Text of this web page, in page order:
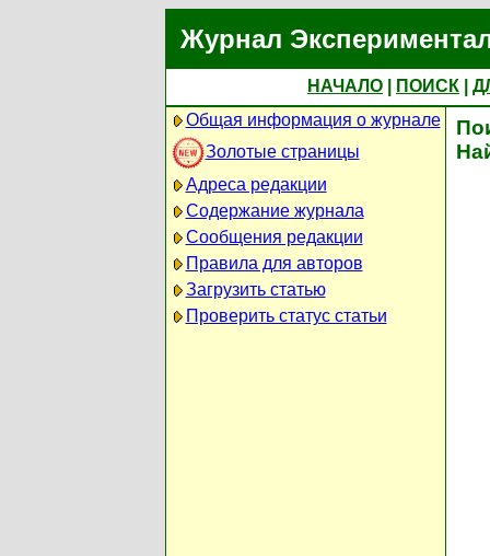
Журнал
НАЧАЛО ПОИСК
Общая информация о журнале
Золотые страницы
Адреса редакции
Содержание журнала
Сообщения редакции
Правила для авторов
Загрузить статью
Проверить статус статьи